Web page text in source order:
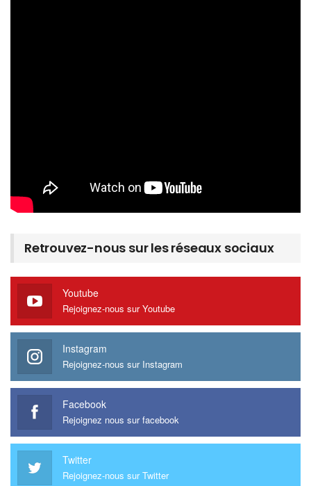
Retrouvez-nous sur les réseaux sociaux
Youtube
Rejoignez-nous sur Youtube
Instagram
Rejoignez-nous sur Instagram
Facebook
Rejoignez nous sur facebook
Twitter
Rejoignez-nous sur Twitter